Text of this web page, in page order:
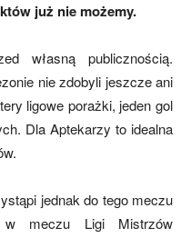
już nie możemy.
własną publicznością.
nie zdobyli jeszcze ani
ligowe porażki, jeden gol
Dla Aptekarzy to idealna
jednak do tego meczu
w meczu Ligi Mistrzów